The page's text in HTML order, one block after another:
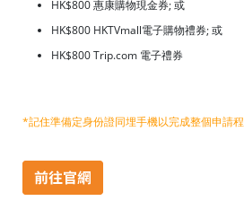
HK$800 惠康購物現金券; 或
HK$800 HKTVmall電子購物禮券; 或
HK$800 Trip.com 電子禮券
*記住準備定身份證同埋手機以完成整個申請